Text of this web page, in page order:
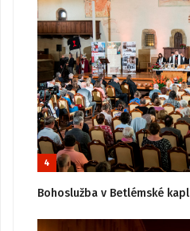
4
Bohoslužba v Betlémské